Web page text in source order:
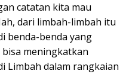
catatan kita mau
dari limbah-limbah itu
benda-benda yang
meningkatkan
Limbah dalam rangkaian